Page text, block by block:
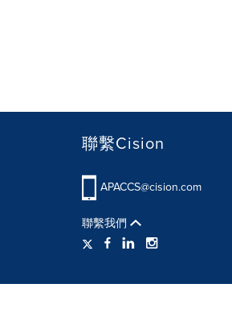
聯繫Cision
APACCS@cision.com
聯繫我們